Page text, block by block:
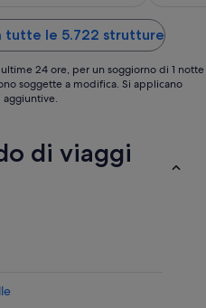
5
tutte le 5.722 strutture
24 ore, per un soggiorno di 1 notte
soggette a modifica. Si applicano
di viaggi